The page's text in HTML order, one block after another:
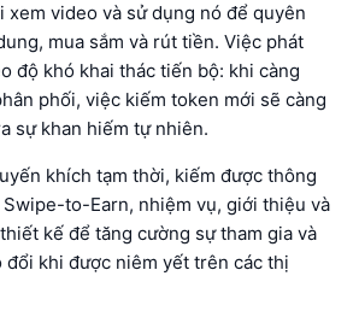
xem video và sử dụng nó để quyên
mua sắm và rút tiền. Việc phát
độ khó khai thác tiến bộ: khi càng
phối, việc kiếm token mới sẽ càng
sự khan hiếm tự nhiên.
khích tạm thời, kiếm được thông
to-Earn, nhiệm vụ, giới thiệu và
kế để tăng cường sự tham gia và
đổi khi được niêm yết trên các thị